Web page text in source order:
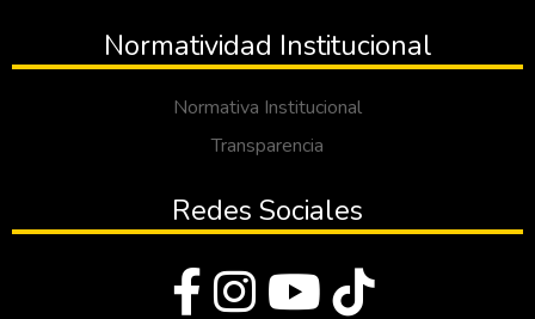
Normatividad Institucional
Normativa Institucional
Transparencia
Redes Sociales